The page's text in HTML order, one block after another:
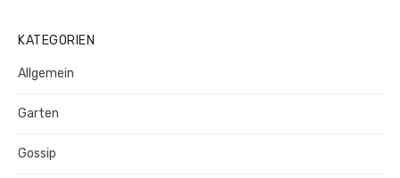
KATEGORIEN
Allgemein
Garten
Gossip